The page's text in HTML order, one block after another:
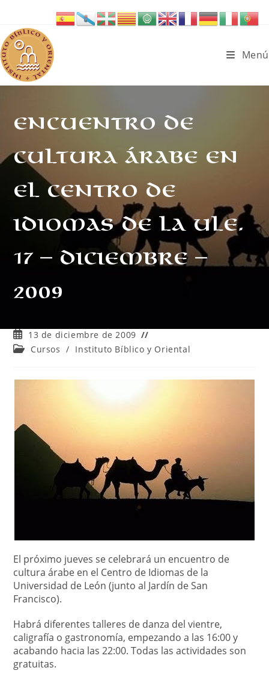
contenido
Menú
Encuentro de
Cultura Árabe en
el Centro de
Idiomas de la ULE.
17 – diciembre –
2009
Publicación
de
la
13 de diciembre de 2009
Categoría
entrada:
Cursos / Instituto Bíblico y Oriental
El próximo jueves se celebrará un encuentro de
cultura árabe en el Centro de Idiomas de la
Universidad de León (junto al Jardín de San
Francisco).
Habrá diferentes talleres de danza del vientre,
caligrafía o gastronomía, empezando a las 16:00 y
acabando hacia las 22:00. Todas las actividades son
gratuitas.